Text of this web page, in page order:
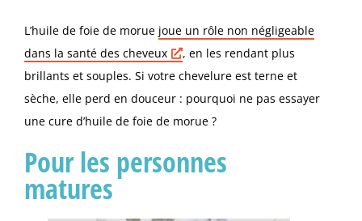
L’huile de foie de morue joue un rôle non négligeable
dans la santé des cheveux
, en les rendant plus
brillants et souples. Si votre chevelure est terne et
sèche, elle perd en douceur : pourquoi ne pas essayer
une cure d’huile de foie de morue ?
Pour les personnes
matures